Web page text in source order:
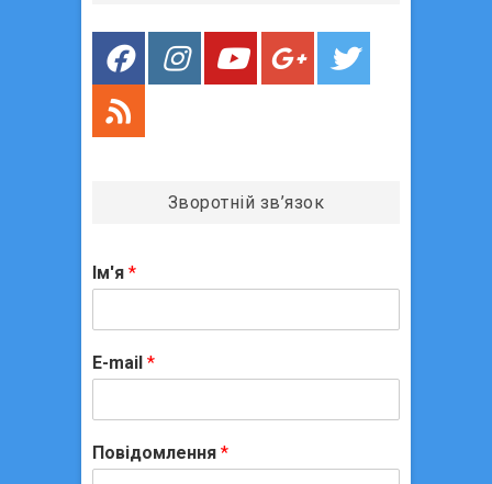
в
Зворотній зв’язок
Ім'я *
E-mail *
Повідомлення *